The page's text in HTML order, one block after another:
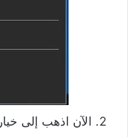
الآن اذهب إلى خيار